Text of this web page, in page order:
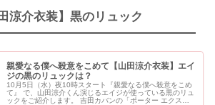
涼介衣装】黒のリュック
親愛なる僕へ殺意をこめて【山田涼介衣装】エイ
ジの黒のリュックは？
10月5日（水）夜10時スタート『親愛なる僕へ殺意をこめ
て』 で、山田涼介くん演じるエイジが使っている黒のリュ
ックをご紹介します。 吉田カバンの「ポーター エクスプ